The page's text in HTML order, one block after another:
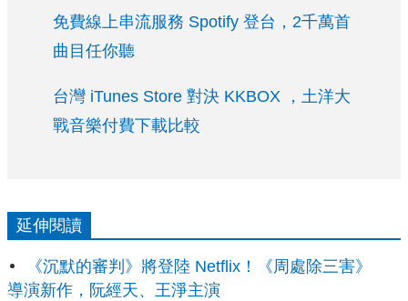
免費線上串流服務 Spotify 登台，2千萬首
曲目任你聽
台灣 iTunes Store 對決 KKBOX ，土洋大
戰音樂付費下載比較
延伸閱讀
《沉默的審判》將登陸 Netflix！《周處除三害》
導演新作，阮經天、王淨主演